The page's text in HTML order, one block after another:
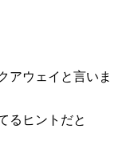
アウェイと言いま
るヒントだと